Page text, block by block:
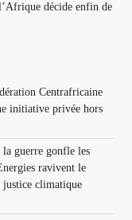
décide enfin de
Centrafricaine
initiative privée hors
la guerre gonfle les
ravivent le
justice climatique